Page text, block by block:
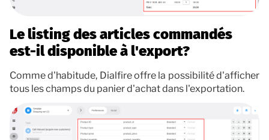
Le listing des articles commandés
est-il disponible à l'export?
Comme d'habitude, Dialfire offre la possibilité d'afficher
tous les champs du panier d'achat dans l'exportation.